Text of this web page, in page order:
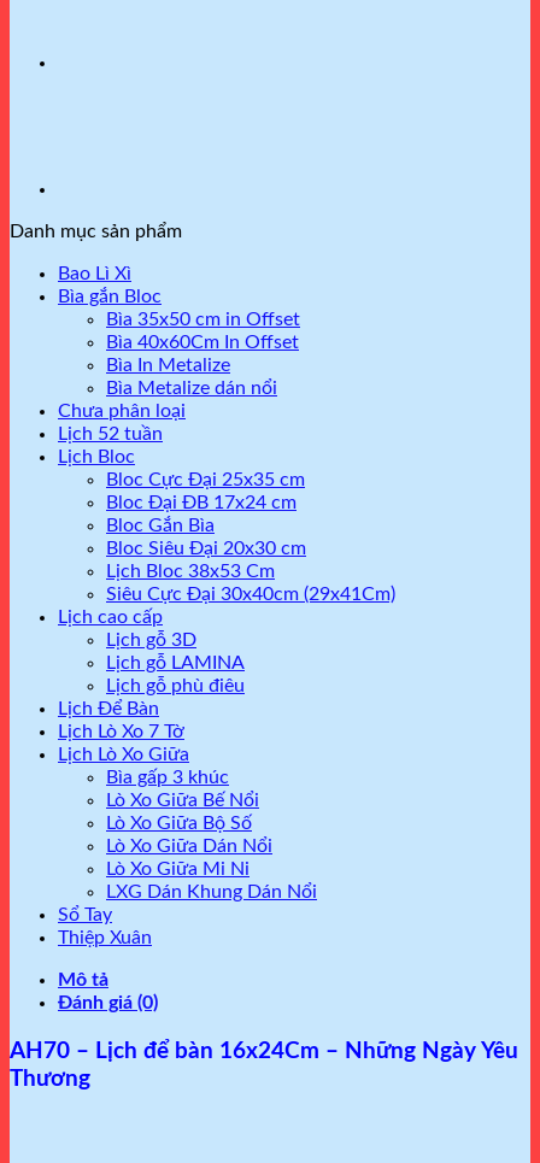
Danh mục sản phẩm
Bao Lì Xì
Bìa gắn Bloc
Bìa 35x50 cm in Offset
Bìa 40x60Cm In Offset
Bìa In Metalize
Bìa Metalize dán nổi
Chưa phân loại
Lịch 52 tuần
Lịch Bloc
Bloc Cực Đại 25x35 cm
Bloc Đại ĐB 17x24 cm
Bloc Gắn Bìa
Bloc Siêu Đại 20x30 cm
Lịch Bloc 38x53 Cm
Siêu Cực Đại 30x40cm (29x41Cm)
Lịch cao cấp
Lịch gỗ 3D
Lịch gỗ LAMINA
Lịch gỗ phù điêu
Lịch Để Bàn
Lịch Lò Xo 7 Tờ
Lịch Lò Xo Giữa
Bìa gấp 3 khúc
Lò Xo Giữa Bế Nổi
Lò Xo Giữa Bộ Số
Lò Xo Giữa Dán Nổi
Lò Xo Giữa Mi Ni
LXG Dán Khung Dán Nổi
Sổ Tay
Thiệp Xuân
Mô tả
Đánh giá (0)
AH70 – Lịch để bàn 16x24Cm – Những Ngày Yêu
Thương